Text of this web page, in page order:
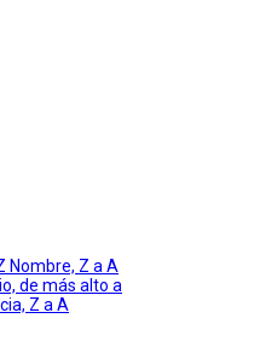
Nombre, Z a A
de más alto a
Z a A